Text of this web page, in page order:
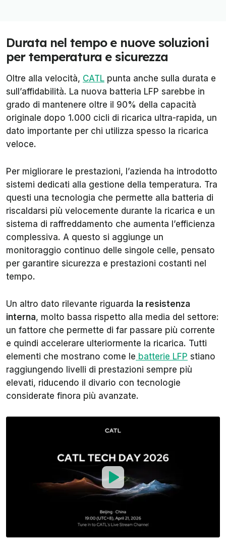
Durata nel tempo e nuove soluzioni
per temperatura e sicurezza
Oltre alla velocità, CATL punta anche sulla durata e
sull’affidabilità. La nuova batteria LFP sarebbe in
grado di mantenere oltre il 90% della capacità
originale dopo 1.000 cicli di ricarica ultra-rapida, un
dato importante per chi utilizza spesso la ricarica
veloce.
Per migliorare le prestazioni, l’azienda ha introdotto
sistemi dedicati alla gestione della temperatura. Tra
questi una tecnologia che permette alla batteria di
riscaldarsi più velocemente durante la ricarica e un
sistema di raffreddamento che aumenta l’efficienza
complessiva. A questo si aggiunge un
monitoraggio continuo delle singole celle, pensato
per garantire sicurezza e prestazioni costanti nel
tempo.
Un altro dato rilevante riguarda la resistenza
interna, molto bassa rispetto alla media del settore:
un fattore che permette di far passare più corrente
e quindi accelerare ulteriormente la ricarica. Tutti
elementi che mostrano come le batterie LFP stiano
raggiungendo livelli di prestazioni sempre più
elevati, riducendo il divario con tecnologie
considerate finora più avanzate.